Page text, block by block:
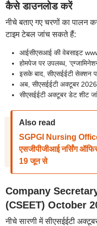
कैसे डाउनलोड करें
नीचे बताए गए चरणों का पालन
टाइम टेबल जांच सकते हैं:
आईसीएसआई की वेबसाइट
होमपेज पर उपलब्ध,
इसके बाद, सीएसईईटी सेक्शन
अब, सीएसईईटी अक्टूबर 2026
सीएसईईटी अक्टूबर डेट शीट
Also read
SGPGI Nursing
एसजीपीजीआई नर्सिंग
19 जून से
Company
(CSEET) October
नीचे सारणी में सीएसईईटी